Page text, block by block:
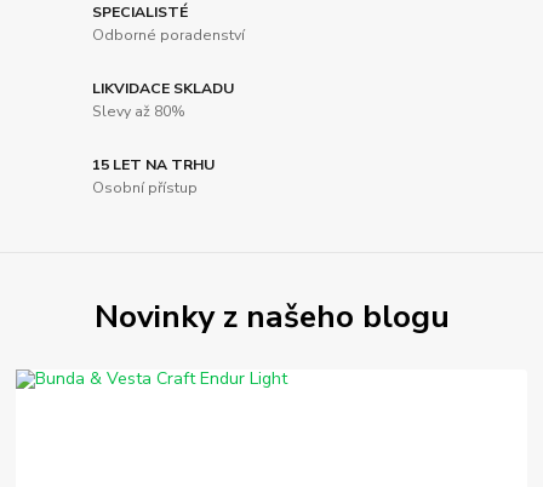
SPECIALISTÉ
Odborné poradenství
LIKVIDACE SKLADU
Slevy až 80%
15 LET NA TRHU
Osobní přístup
Novinky z našeho blogu